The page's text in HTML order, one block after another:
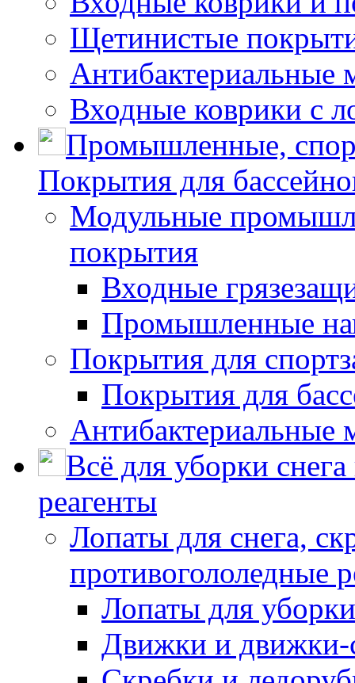
Щетинистые
Антибактериальные
Входные коврики с
Промышленные,
Покрытия для
Модульные
покрытия
Входные
Промышленные
Покрытия для
Покрытия для
Антибактериальные
Всё для уборки
реагенты
Лопаты для снега,
противогололедные
Лопаты для
Движки и движки-